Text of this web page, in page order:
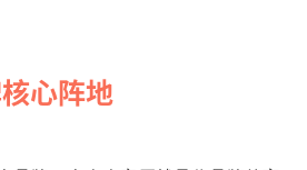
心阵地